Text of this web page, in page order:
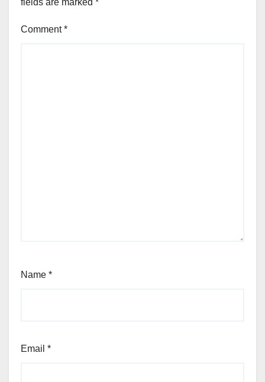
fields are marked *
Comment*
Name *
Email *